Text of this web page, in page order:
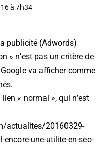
à 7h34
publicité (Adwords)
» n’est pas un critère de
va afficher comme
« normal », qui n’est
actualites/20160329-
une-utilite-en-seo-